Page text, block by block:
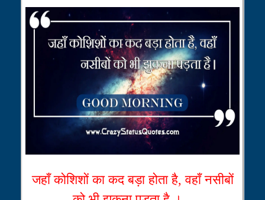
जहाँ कोशिशों का कद बड़ा होता है, वहाँ नसीबों